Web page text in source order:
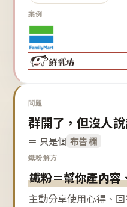
案例
問題
群開了，但沒人說
＝ 只是個 布告欄
鐵粉解方
鐵粉＝幫你產內容
主動分享使用心得、